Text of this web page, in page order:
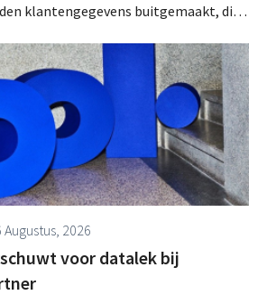
klantengegevens buitgemaakt, die
klanten op alert te zijn voor
Augustus, 2026
voor datalek bij